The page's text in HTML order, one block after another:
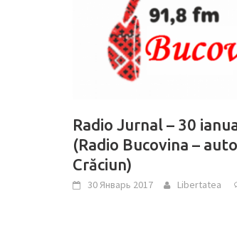
Radio Jurnal – 30
(Radio Bucovina –
Crăciun)
30 Январь 2017 Libertatea